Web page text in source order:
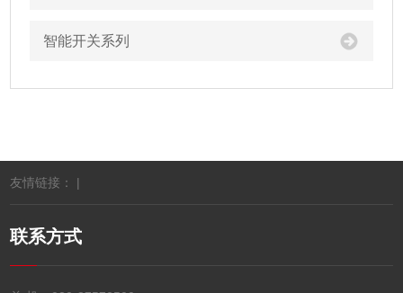
智能开关系列
友情链接： |
联系方式